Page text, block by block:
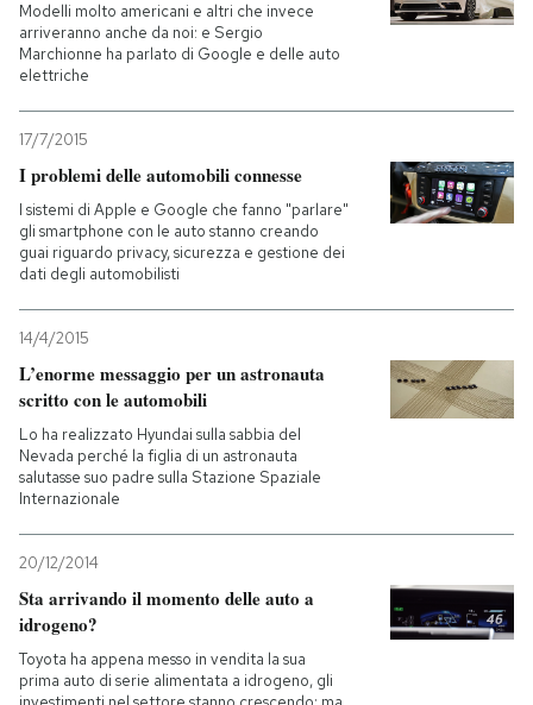
Modelli molto americani e altri che invece
arriveranno anche da noi: e Sergio
Marchionne ha parlato di Google e delle auto
elettriche
17/7/2015
I problemi delle automobili connesse
I sistemi di Apple e Google che fanno "parlare"
gli smartphone con le auto stanno creando
guai riguardo privacy, sicurezza e gestione dei
dati degli automobilisti
14/4/2015
L’enorme messaggio per un astronauta
scritto con le automobili
Lo ha realizzato Hyundai sulla sabbia del
Nevada perché la figlia di un astronauta
salutasse suo padre sulla Stazione Spaziale
Internazionale
20/12/2014
Sta arrivando il momento delle auto a
idrogeno?
Toyota ha appena messo in vendita la sua
prima auto di serie alimentata a idrogeno, gli